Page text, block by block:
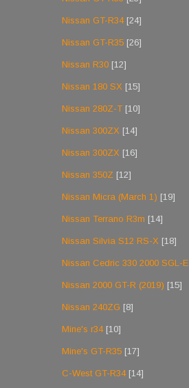
Nissan GT-R34 [24]
Nissan GT-R35 [26]
Nissan R30 [12]
Nissan 180 SX [15]
Nissan 280Z-T [10]
Nissan 300ZX [14]
Nissan 300ZX [16]
Nissan 350Z [12]
Nissan Micra (March 1) [19]
Nissan Terrano R3m [14]
Nissan Silvia S12 RS-X [18]
Nissan Cedric 330 2000 SGL-E
Nissan 2000 GT-R (2019) [15]
Nissan 240ZG [8]
Mine's r34 [10]
Mine's GT-R35 [17]
C-West GT-R34 [14]